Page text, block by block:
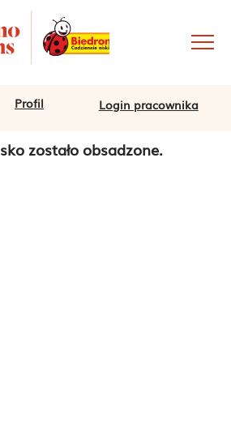
Profil Login pracownika
zostało obsadzone.